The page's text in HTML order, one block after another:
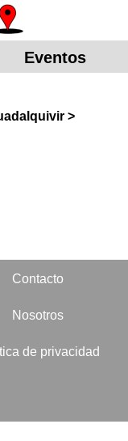
Eventos
>
Contacto
Nosotros
de privacidad